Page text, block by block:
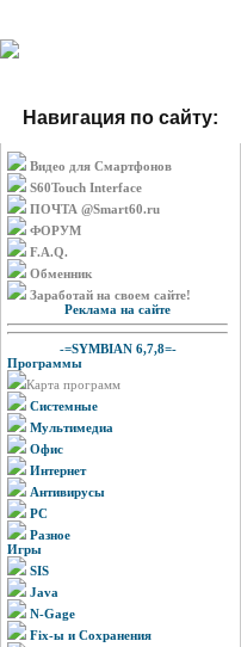
Навигация по сайту:
Видео для Смартфонов
S60Touch Interface
ПОЧТА @Smart60.ru
ФОРУМ
F.A.Q.
Обменник
Заработай на своем сайте!
Реклама на сайте
-=SYMBIAN 6,7,8=-
Программы
Карта программ
Системные
Мультимедиа
Офис
Интернет
Антивирусы
PC
Разное
Игры
SIS
Java
N-Gage
Fix-ы и Сохранения